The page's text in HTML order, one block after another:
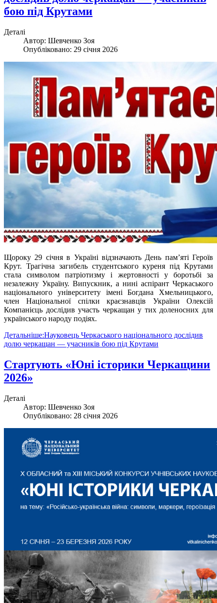
бою під Крутами
Деталі
Автор: Шевченко Зоя
Опубліковано: 29 січня 2026
Щороку 29 січня в Україні відзначають День пам’яті Героїв
Крут. Трагічна загибель студентського куреня під Крутами
стала символом патріотизму і жертовності у боротьбі за
незалежну Україну. Випускник, а нині аспірант Черкаського
національного університету імені Богдана Хмельницького,
член Національної спілки краєзнавців України Олексій
Компанієць дослідив участь черкащан у тих доленосних для
українського народу подіях.
Детальніше:Науковець Черкаського національного дослідив
долю черкащан — учасників бою під Крутами
Стартують «Юні історики Черкащини
2026»
Деталі
Автор: Шевченко Зоя
Опубліковано: 28 січня 2026